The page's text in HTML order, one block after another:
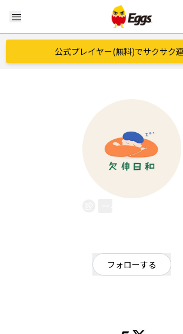
menu
公式プレイヤー(無料)でサクサク
フォローする